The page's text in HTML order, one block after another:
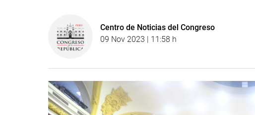
Centro de Noticias del Congreso
09 Nov 2023 | 11:58 h